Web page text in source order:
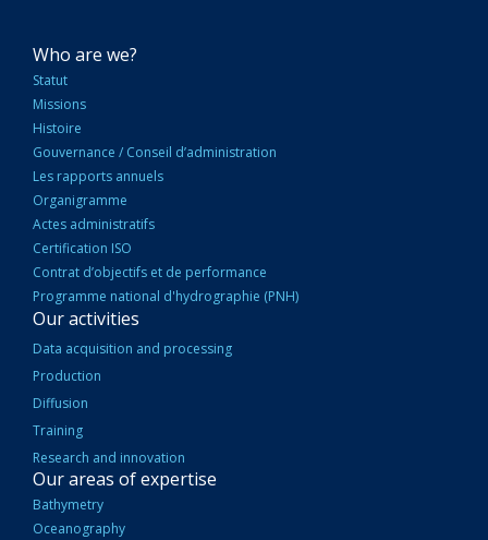
NAVIGATION
PRINCIPALE
Who are we?
Statut
Missions
Histoire
Gouvernance / Conseil d’administration
Les rapports annuels
Organigramme
Actes administratifs
Certification ISO
Contrat d’objectifs et de performance
Programme national d'hydrographie (PNH)
Our activities
Data acquisition and processing
Production
Diffusion
Training
Research and innovation
Our areas of expertise
Bathymetry
Oceanography